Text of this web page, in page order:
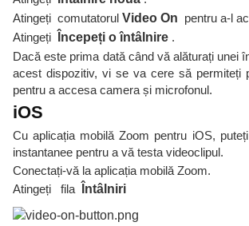
Atingeți comutatorul Video On pentru a-l
Atingeți
Începeți o întâlnire .
Dacă este prima dată când vă alăturați unei
acest dispozitiv, vi se va cere să permiteți
pentru a accesa camera și microfonul.
iOS
Cu aplicația mobilă Zoom pentru iOS,
instantanee pentru a vă testa videoclipul.
Conectați-vă la aplicația mobilă Zoom.
Atingeți fila
Întâlniri